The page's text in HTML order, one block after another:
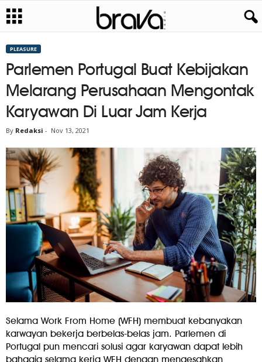
PLEASURE
Parlemen Portugal Buat Kebijakan
Melarang Perusahaan Mengontak
Karyawan Di Luar Jam Kerja
By Redaksi - Nov 13, 2021
Selama Work From Home (WFH) membuat kebanyakan
karwayan bekerja berbelas-belas jam. Parlemen di
Portugal pun mencari solusi agar karyawan dapat lebih
bahagia selama kerja WFH dengan mengesahkan